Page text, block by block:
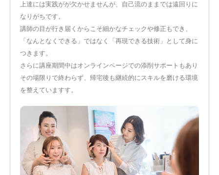
上達には実践がが欠かせませんが、自己流のままでは遠回りに
なりがちです。
講師の目が行き届くからこそ細かなチェックや修正もでき、
「なんとなくできる」ではなく「再現できる技術」として身に
つきます。
さらに講座期間中はオンラインページでの添削サポートもあり
その場限りで終わらず、帰宅後も継続的にスキルを磨ける環境
を整えていますす。